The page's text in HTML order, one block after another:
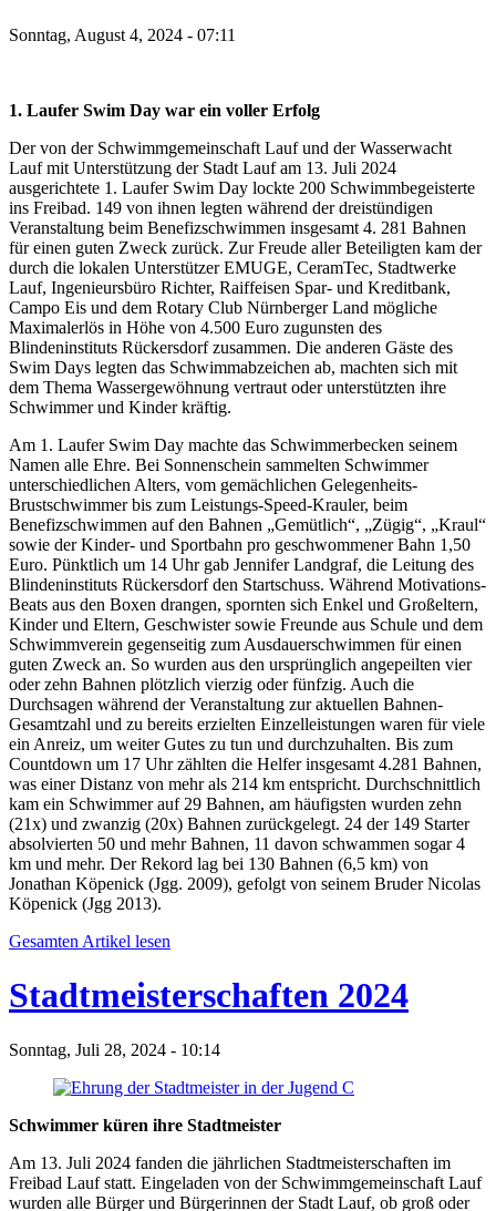
Sonntag, August 4, 2024 - 07:11
1. Laufer Swim Day war ein voller Erfolg
Der von der Schwimmgemeinschaft Lauf und der Wasserwacht
Lauf mit Unterstützung der Stadt Lauf am 13. Juli 2024
ausgerichtete 1. Laufer Swim Day lockte 200 Schwimmbegeisterte
ins Freibad. 149 von ihnen legten während der dreistündigen
Veranstaltung beim Benefizschwimmen insgesamt 4. 281 Bahnen
für einen guten Zweck zurück. Zur Freude aller Beteiligten kam der
durch die lokalen Unterstützer EMUGE, CeramTec, Stadtwerke
Lauf, Ingenieursbüro Richter, Raiffeisen Spar- und Kreditbank,
Campo Eis und dem Rotary Club Nürnberger Land mögliche
Maximalerlös in Höhe von 4.500 Euro zugunsten des
Blindeninstituts Rückersdorf zusammen. Die anderen Gäste des
Swim Days legten das Schwimmabzeichen ab, machten sich mit
dem Thema Wassergewöhnung vertraut oder unterstützten ihre
Schwimmer und Kinder kräftig.
Am 1. Laufer Swim Day machte das Schwimmerbecken seinem
Namen alle Ehre. Bei Sonnenschein sammelten Schwimmer
unterschiedlichen Alters, vom gemächlichen Gelegenheits-
Brustschwimmer bis zum Leistungs-Speed-Krauler, beim
Benefizschwimmen auf den Bahnen „Gemütlich“, „Zügig“, „Kraul“
sowie der Kinder- und Sportbahn pro geschwommener Bahn 1,50
Euro. Pünktlich um 14 Uhr gab Jennifer Landgraf, die Leitung des
Blindeninstituts Rückersdorf den Startschuss. Während Motivations-
Beats aus den Boxen drangen, spornten sich Enkel und Großeltern,
Kinder und Eltern, Geschwister sowie Freunde aus Schule und dem
Schwimmverein gegenseitig zum Ausdauerschwimmen für einen
guten Zweck an. So wurden aus den ursprünglich angepeilten vier
oder zehn Bahnen plötzlich vierzig oder fünfzig. Auch die
Durchsagen während der Veranstaltung zur aktuellen Bahnen-
Gesamtzahl und zu bereits erzielten Einzelleistungen waren für viele
ein Anreiz, um weiter Gutes zu tun und durchzuhalten. Bis zum
Countdown um 17 Uhr zählten die Helfer insgesamt 4.281 Bahnen,
was einer Distanz von mehr als 214 km entspricht. Durchschnittlich
kam ein Schwimmer auf 29 Bahnen, am häufigsten wurden zehn
(21x) und zwanzig (20x) Bahnen zurückgelegt. 24 der 149 Starter
absolvierten 50 und mehr Bahnen, 11 davon schwammen sogar 4
km und mehr. Der Rekord lag bei 130 Bahnen (6,5 km) von
Jonathan Köpenick (Jgg. 2009), gefolgt von seinem Bruder Nicolas
Köpenick (Jgg 2013).
Gesamten Artikel lesen
Stadtmeisterschaften 2024
Sonntag, Juli 28, 2024 - 10:14
Schwimmer küren ihre Stadtmeister
Am 13. Juli 2024 fanden die jährlichen Stadtmeisterschaften im
Freibad Lauf statt. Eingeladen von der Schwimmgemeinschaft Lauf
wurden alle Bürger und Bürgerinnen der Stadt Lauf, ob groß oder